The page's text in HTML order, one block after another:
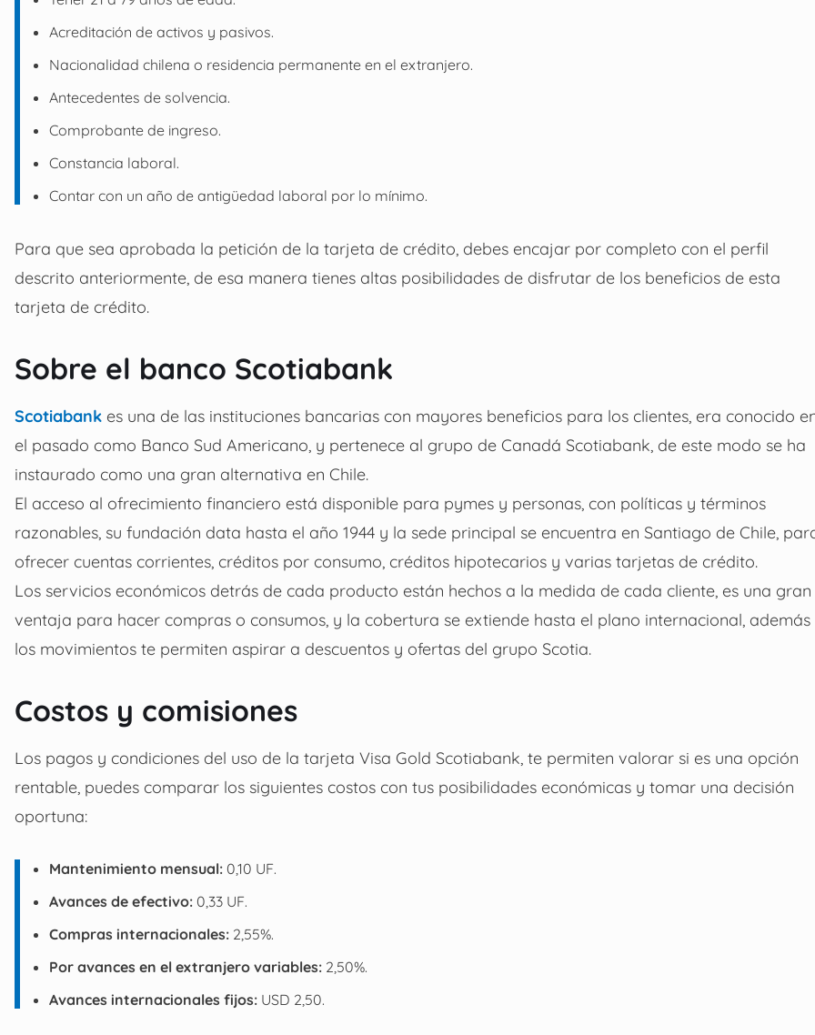
Acreditación de activos y pasivos.
Nacionalidad chilena o residencia permanente en el extranjero.
Antecedentes de solvencia.
Comprobante de ingreso.
Constancia laboral.
Contar con un año de antigüedad laboral por lo mínimo.
Para que sea aprobada la petición de la tarjeta de crédito, debes encajar por completo con el perfil
descrito anteriormente, de esa manera tienes altas posibilidades de disfrutar de los beneficios de esta
tarjeta de crédito.
Sobre el banco Scotiabank
Scotiabank es una de las instituciones bancarias con mayores beneficios para los clientes, era conocido
el pasado como Banco Sud Americano, y pertenece al grupo de Canadá Scotiabank, de este modo se ha
instaurado como una gran alternativa en Chile.
El acceso al ofrecimiento financiero está disponible para pymes y personas, con políticas y términos
razonables, su fundación data hasta el año 1944 y la sede principal se encuentra en Santiago de Chile,
ofrecer cuentas corrientes, créditos por consumo, créditos hipotecarios y varias tarjetas de crédito.
Los servicios económicos detrás de cada producto están hechos a la medida de cada cliente, es una gran
ventaja para hacer compras o consumos, y la cobertura se extiende hasta el plano internacional, además
los movimientos te permiten aspirar a descuentos y ofertas del grupo Scotia.
Costos y comisiones
Los pagos y condiciones del uso de la tarjeta Visa Gold Scotiabank, te permiten valorar si es una opción
rentable, puedes comparar los siguientes costos con tus posibilidades económicas y tomar una decisión
oportuna:
Mantenimiento mensual: 0,10 UF.
Avances de efectivo: 0,33 UF.
Compras internacionales: 2,55%.
Por avances en el extranjero variables: 2,50%.
Avances internacionales fijos: USD 2,50.